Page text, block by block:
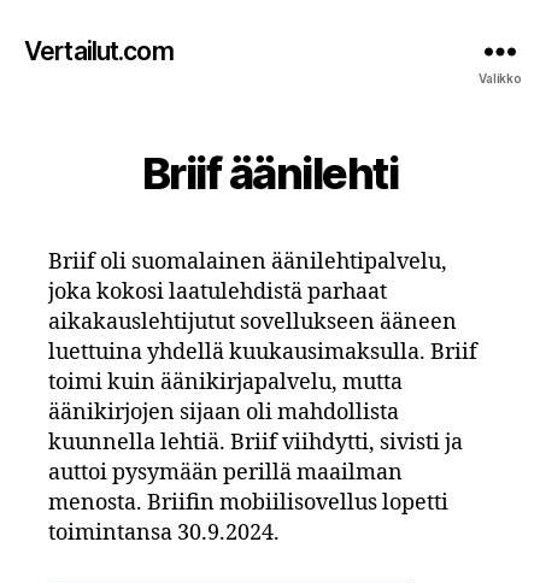
Vertailut.com
Valikko
Briif äänilehti
Briif oli suomalainen äänilehtipalvelu,
joka kokosi laatulehdistä parhaat
aikakauslehtijutut sovellukseen ääneen
luettuina yhdellä kuukausimaksulla. Briif
toimi kuin äänikirjapalvelu, mutta
äänikirjojen sijaan oli mahdollista
kuunnella lehtiä. Briif viihdytti, sivisti ja
auttoi pysymään perillä maailman
menosta. Briifin mobiilisovellus lopetti
toimintansa 30.9.2024.